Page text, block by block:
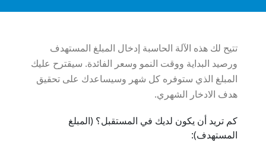
تتيح لك هذه الآلة الحاسبة إدخال المبلغ المستهدف
ورصيد البداية ووقت النمو وسعر الفائدة. سيقترح عليك
المبلغ الذي ستوفره كل شهر وسيساعدك على تحقيق
هدف الادخار الشهري.
كم تريد أن يكون لديك في المستقبل؟ (المبلغ
المستهدف):